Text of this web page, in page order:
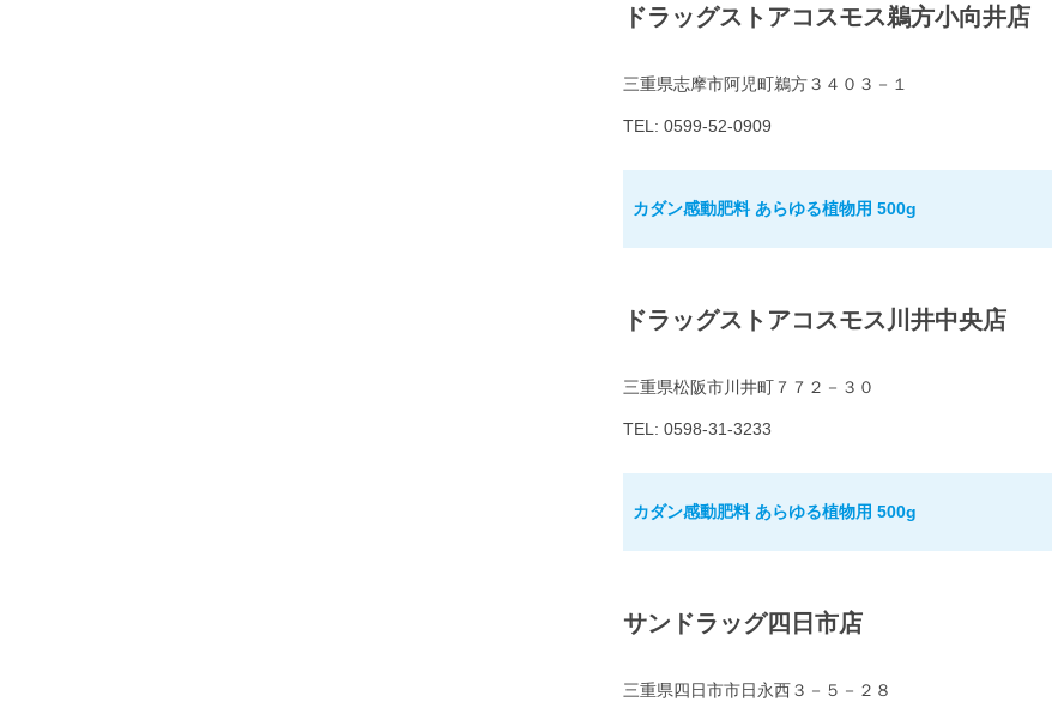
ドラッグストアコスモス鵜方小向井店
三重県志摩市阿児町鵜方３４０３－１
TEL: 0599-52-0909
カダン感動肥料 あらゆる植物用 500g
ドラッグストアコスモス川井中央店
三重県松阪市川井町７７２－３０
TEL: 0598-31-3233
カダン感動肥料 あらゆる植物用 500g
サンドラッグ四日市店
三重県四日市市日永西３－５－２８